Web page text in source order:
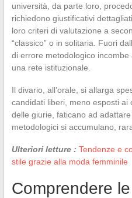
università, da parte loro,
richiedono giustificativi
loro criteri di valutazione a
“classico” o in solitaria. Fuori
di errore metodologico
una rete istituzionale.
Il divario, all’orale, si allarga
candidati liberi, meno esposti ai
delle giurie, faticano ad
metodologici si accumulano,
Ulteriori letture : Tendenze e
stile grazie alla moda femminile
Comprendere